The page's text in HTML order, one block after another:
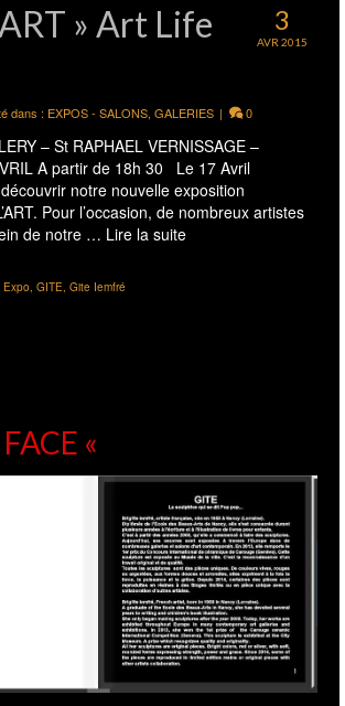
3
AVR 2015
» Art Life
dans : EXPOS - SALONS, GALERIES | 0
– St RAPHAEL VERNISSAGE –
A partir de 18h 30 Le 17 Avril
notre nouvelle exposition
Pour l’occasion, de nombreux artistes
de notre … Lire la suite
Expo GITE Gite Iemfré
«